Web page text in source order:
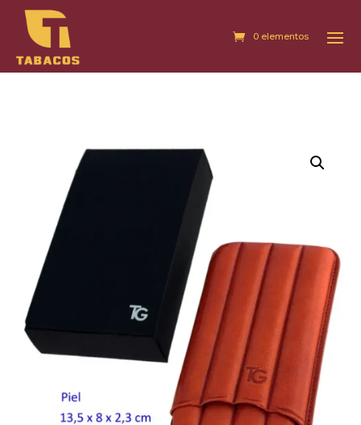
0 elementos